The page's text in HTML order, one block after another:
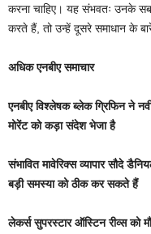
करना चाहिए। यह संभवतः उनके
करते हैं, तो उन्हें दूसरे समाधान के
अधिक एनबीए समाचार
एनबीए विश्लेषक ब्लेक ग्रिफिन ने
मोरेंट को कड़ा संदेश भेजा है
संभावित मावेरिक्स व्यापार सौदे
बड़ी समस्या को ठीक कर सकते हैं
लेकर्स सुपरस्टार ऑस्टिन रीव्स को